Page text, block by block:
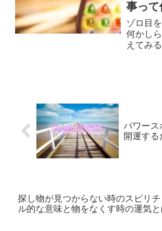
事って
ゾロ目
何かし
えてみ
パワース
開運する
探し物が見つからない時のスピリチ
ル的な意味と物をなくす時の運気と